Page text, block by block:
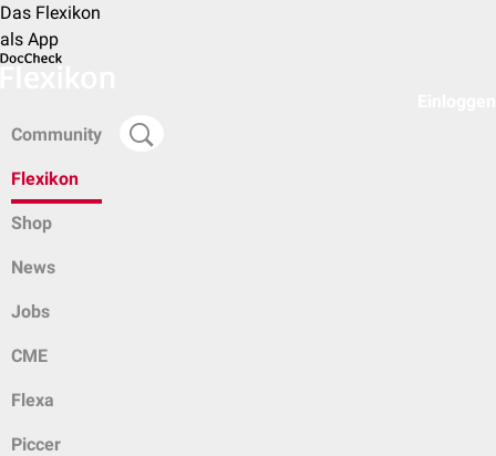
Das Flexikon
als App
Community
Flexikon
Shop
News
Jobs
CME
Flexa
Piccer